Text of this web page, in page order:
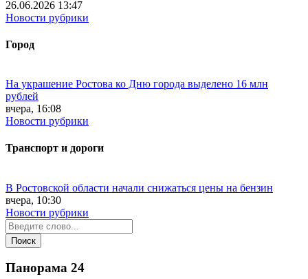
26.06.2026 13:47
Новости рубрики
Город
На украшение Ростова ко Дню города выделено 16 млн
рублей
вчера, 16:08
Новости рубрики
Транспорт и дороги
В Ростовской области начали снижаться цены на бензин
вчера, 10:30
Новости рубрики
Панорама 24